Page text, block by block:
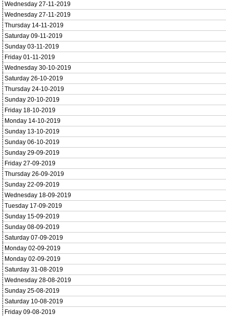
Wednesday 27-11-2019
Wednesday 27-11-2019
Thursday 14-11-2019
Saturday 09-11-2019
Sunday 03-11-2019
Friday 01-11-2019
Wednesday 30-10-2019
Saturday 26-10-2019
Thursday 24-10-2019
Sunday 20-10-2019
Friday 18-10-2019
Monday 14-10-2019
Sunday 13-10-2019
Sunday 06-10-2019
Sunday 29-09-2019
Friday 27-09-2019
Thursday 26-09-2019
Sunday 22-09-2019
Wednesday 18-09-2019
Tuesday 17-09-2019
Sunday 15-09-2019
Sunday 08-09-2019
Saturday 07-09-2019
Monday 02-09-2019
Monday 02-09-2019
Saturday 31-08-2019
Wednesday 28-08-2019
Sunday 25-08-2019
Saturday 10-08-2019
Friday 09-08-2019